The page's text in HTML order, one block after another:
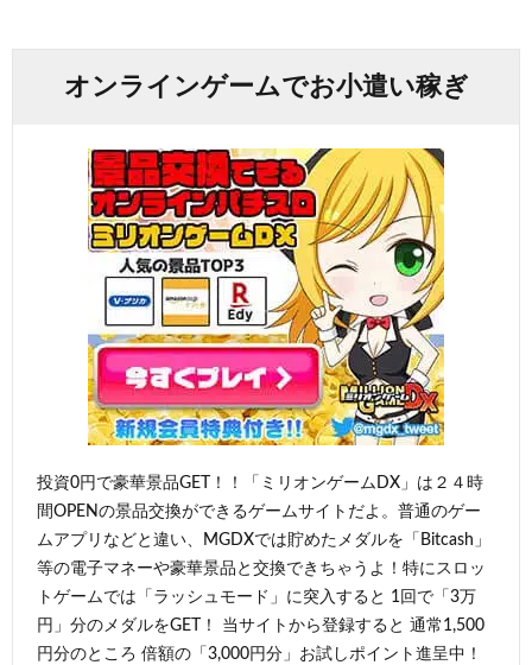
オンラインゲームでお小遣い稼ぎ
投資0円で豪華景品GET！！「ミリオンゲームDX」は２４時
間OPENの景品交換ができるゲームサイトだよ。普通のゲー
ムアプリなどと違い、MGDXでは貯めたメダルを「Bitcash」
等の電子マネーや豪華景品と交換できちゃうよ！特にスロッ
トゲームでは「ラッシュモード」に突入すると 1回で「3万
円」分のメダルをGET！ 当サイトから登録すると 通常1,500
円分のところ 倍額の「3,000円分」お試しポイント進呈中！